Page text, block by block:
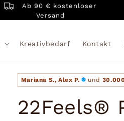
Ab 90 € kostenloser
Versand
Kreativbedarf Kontakt
Mariana S., Alex P. und
22Feels®